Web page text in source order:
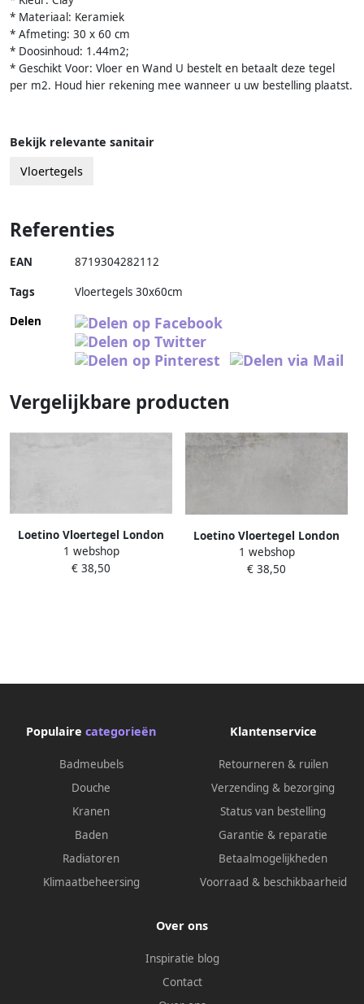
* Materiaal: Keramiek
* Afmeting: 30 x 60 cm
* Doosinhoud: 1.44m2;
* Geschikt Voor: Vloer en Wand U bestelt en betaalt deze tegel
per m2. Houd hier rekening mee wanneer u uw bestelling plaatst.
Bekijk relevante sanitair
Vloertegels
Referenties
EAN 8719304282112
Tags
Vloertegels 30x60cm
Delen
Vergelijkbare producten
Loetino Vloertegel London
30x60 cm White
1 webshop
€ 38,50
Loetino Vloertegel London
30x60 cm Sand
1 webshop
€ 38,50
Populaire categorieën
Badmeubels
Douche
Kranen
Baden
Radiatoren
Klimaatbeheersing
Klantenservice
Retourneren & ruilen
Verzending & bezorging
Status van bestelling
Garantie & reparatie
Betaalmogelijkheden
Voorraad & beschikbaarheid
Over ons
Inspiratie blog
Contact